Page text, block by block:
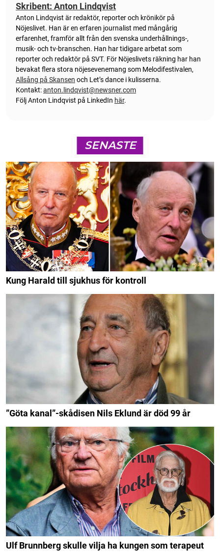
Skribent: Anton Lindqvist
Anton Lindqvist är redaktör, reporter och krönikör på
Nöjeslivet. Han är en erfaren journalist med mångårig
erfarenhet, framför allt från den svenska underhållnings-,
musik- och tv-branschen. Han har tidigare arbetat som
reporter och redaktör på SVT. För Nöjeslivets räkning har han
bevakat flera stora nöjesevenemang som Melodifestivalen,
Allsång på Skansen och Let’s dance i kulisserna.
Kontakt:anton.lindqvist@newsner.com
Följ Anton Lindqvist på LinkedIn här.
SENASTE
Kung Harald till sjukhus för kontroll
”Göta kanal”-skådisen Nils Eklund är död 99 år
Ulf Brunnberg skulle vilja ha kungen som terapeut